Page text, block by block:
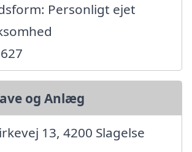
Personligt ejet
og Anlæg
13, 4200 Slagelse